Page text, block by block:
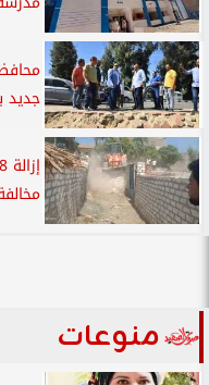
جديد
منوعات